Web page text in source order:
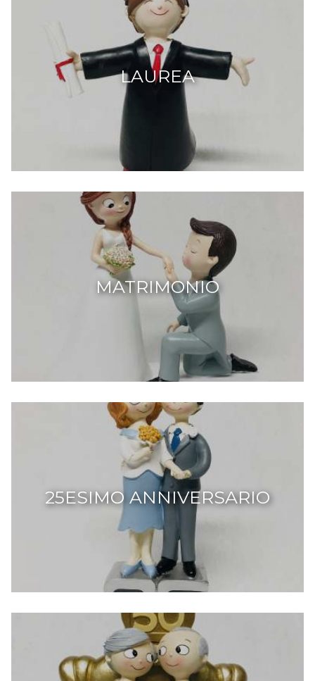
LAUREA
MATRIMONIO
25ESIMO ANNIVERSARIO